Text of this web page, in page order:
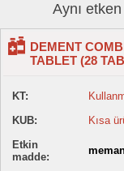
Aynı
DEMENT
TABLET (28
KT:
KUB:
Kısa
Etkin
madde: